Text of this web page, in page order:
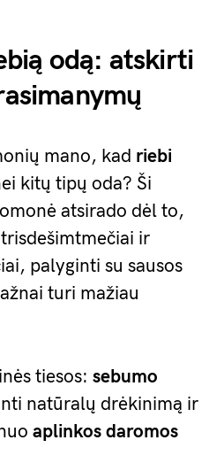
odą: atskirti
mano, kad riebi
kitų tipų oda? Ši
atsirado dėl to,
ir
palyginti su sausos
turi mažiau
tiesos: sebumo
natūralų drėkinimą ir
aplinkos daromos